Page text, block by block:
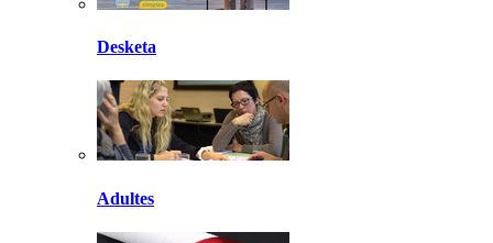
Desketa
Adultes